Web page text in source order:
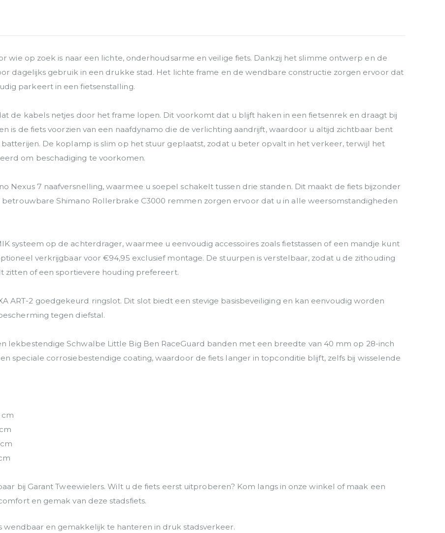
wie op zoek is naar een lichte, onderhoudsarme en veilige fiets. Dankzij het slimme ontwerp en de
dagelijks gebruik in een drukke stad. Het lichte frame en de wendbare constructie zorgen ervoor dat
parkeert in een fietsenstalling.
de kabels netjes door het frame lopen. Dit voorkomt dat u blijft haken in een fietsenrek en draagt bij
is de fiets voorzien van een naafdynamo die de verlichting aandrijft, waardoor u altijd zichtbaar bent
De koplamp is slim op het stuur geplaatst, zodat u beter opvalt in het verkeer, terwijl het
om beschadiging te voorkomen.
Nexus 7 naafversnelling, waarmee u soepel schakelt tussen drie standen. Dit maakt de fiets bijzonder
Shimano Rollerbrake C3000 remmen zorgen ervoor dat u in alle weersomstandigheden
systeem op de achterdrager, waarmee u eenvoudig accessoires zoals fietstassen of een mandje kunt
verkrijgbaar voor €94,95 exclusief montage. De stuurpen is verstelbaar, zodat u de zithouding
zitten of een sportievere houding prefereert.
ART-2 goedgekeurd ringslot. Dit slot biedt een stevige basisbeveiliging en kan eenvoudig worden
tegen diefstal.
lekbestendige Schwalbe Little Big Ben RaceGuard banden met een breedte van 40 mm op 28-inch
speciale corrosiebestendige coating, waardoor de fiets langer in topconditie blijft, zelfs bij wisselende
cm
bij Garant Tweewielers. Wilt u de fiets eerst uitproberen? Kom langs in onze winkel of maak een
en gemak van deze stadsfiets.
wendbaar en gemakkelijk te hanteren in druk stadsverkeer.